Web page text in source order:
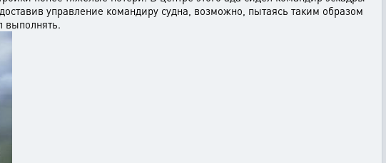
управление командиру судна, возможно, пытаясь таким образом
выполнять.